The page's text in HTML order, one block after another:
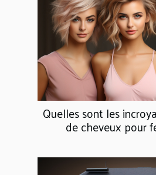
Quelles sont les
de cheveux pour